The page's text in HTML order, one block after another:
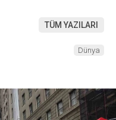
TÜM YAZILARI
Dünya